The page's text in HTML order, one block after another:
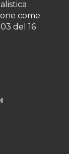
come
del 16